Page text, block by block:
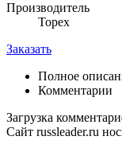
Производитель
Topex
Заказать
Полное
Комментарии
Загрузка
Сайт russleader.ru